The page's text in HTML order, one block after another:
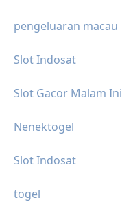
pengeluaran macau
Slot Indosat
Slot Gacor Malam Ini
Nenektogel
Slot Indosat
togel